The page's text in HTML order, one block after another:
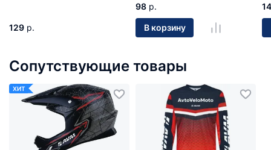
129 р.
98 р.
В корзину
14
Сопутствующие товары
ХИТ